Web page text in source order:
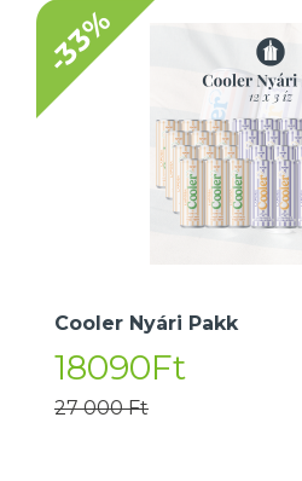
-33%
Cooler Nyári Pakk
18090Ft
27 000 Ft